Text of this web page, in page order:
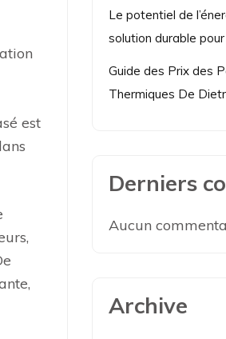
est
Le potentiel de
solution durable pour
Guide des Prix des
Thermiques De
Derniers
Aucun
Archive